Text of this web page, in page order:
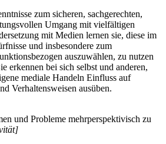
zum sicheren, sachgerechten,
Umgang mit vielfältigen
mit Medien lernen sie, diese im
und insbesondere zum
auszuwählen, zu nutzen
erkennen bei sich selbst und anderen,
mediale Handeln Einfluss auf
Verhaltensweisen ausüben.
und Probleme mehrperspektivisch zu